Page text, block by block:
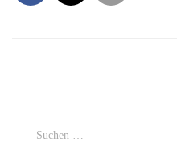
S
u
Suchen …